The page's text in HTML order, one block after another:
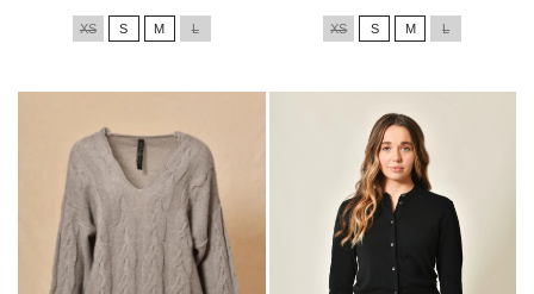
XS S M L XS S M L